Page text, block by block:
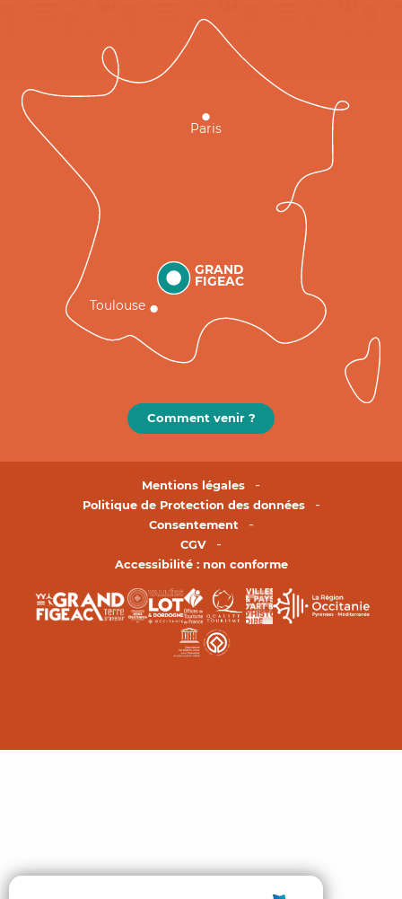
GRAND
FIGEAC
Toulouse
Paris
Comment venir ?
Mentions légales
Politique de Protection des données
Consentement
CGV
Accessibilité : non conforme